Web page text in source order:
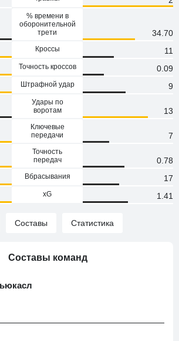
% времени в
оборонительной
трети
34.70
Кроссы
11
Точность кроссов
0.09
Штрафной удар 9
Удары по
воротам
13
Ключевые
передачи
7
Точность
передач
0.78
Вбрасывания
17
xG 1.41
Составы Статистика
Составы команд